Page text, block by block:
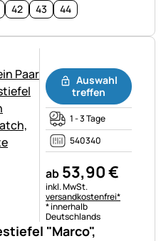
42 43 44
"Marco",
Auswahl
treffen
1 - 3 Tage
540340
ab 53,90€
Steuerhinweis:
inkl. MwSt.
versandkostenfrei*
* innerhalb
Deutschlands